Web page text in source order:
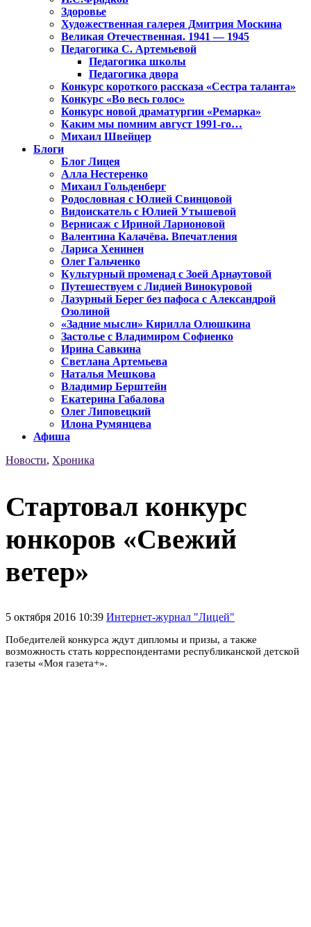
Здоровье
Художественная галерея Дмитрия Москина
Великая Отечественная. 1941 — 1945
Педагогика С. Артемьевой
Педагогика школы
Педагогика двора
Конкурс короткого рассказа «Сестра таланта»
Конкурс «Во весь голос»
Конкурс новой драматургии «Ремарка»
Каким мы помним август 1991-го…
Михаил Швейцер
Блоги
Блог Лицея
Алла Нестеренко
Михаил Гольденберг
Родословная с Юлией Свинцовой
Видоискатель с Юлией Утышевой
Вернисаж с Ириной Ларионовой
Валентина Калачёва. Впечатления
Лариса Хенинен
Олег Гальченко
Культурный променад с Зоей Арнаутовой
Путешествуем с Лидией Винокуровой
Лазурный Берег без пафоса с Александрой
Озолиной
«Задние мысли» Кирилла Олюшкина
Застолье с Владимиром Софиенко
Ирина Савкина
Светлана Артемьева
Наталья Мешкова
Владимир Берштейн
Екатерина Габалова
Олег Липовецкий
Илона Румянцева
Афиша
Новости, Хроника
Стартовал конкурс
юнкоров «Свежий
ветер»
5 октября 2016 10:39 Интернет-журнал "Лицей"
Победителей конкурса ждут дипломы и призы, а также
возможность стать корреспондентами республиканской детской
газеты «Моя газета+».